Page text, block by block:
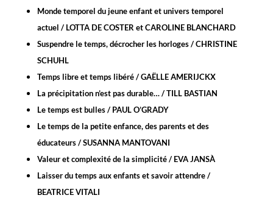
Monde temporel du jeune enfant et univers temporel
actuel / LOTTA DE COSTER et CAROLINE BLANCHARD
Suspendre le temps, décrocher les horloges / CHRISTINE
SCHUHL
Temps libre et temps libéré / GAËLLE AMERIJCKX
La précipitation n’est pas durable… / TILL BASTIAN
Le temps est bulles / PAUL O’GRADY
Le temps de la petite enfance, des parents et des
éducateurs / SUSANNA MANTOVANI
Valeur et complexité de la simplicité / EVA JANSÀ
Laisser du temps aux enfants et savoir attendre /
BEATRICE VITALI